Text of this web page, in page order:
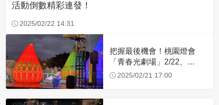
活動倒數精彩連發！
2025/02/22 14:31
把握最後機會！桃園燈會
「青春光劇場」2/22、
2/23FOCA馬戲團壓軸登場
2025/02/21 17:00